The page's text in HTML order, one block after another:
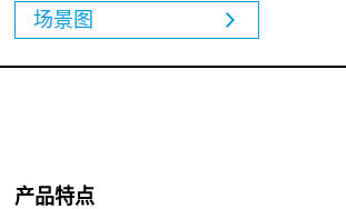
场景图
产品特点